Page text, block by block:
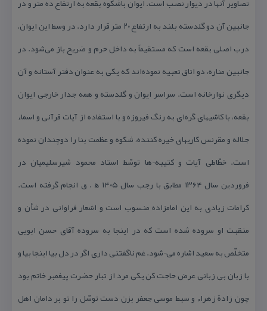
جانبین آن دو گلدسته بلند به ارتفاع ۲۰ متر قرار دارد. در وسط این ایوان،
درب اصلی بقعه است كه مستقیماً به داخل حرم و ضریح باز می‌شود. در
جانبین مناره، دو اتاق تعبیه نموده‌اند كه یكی به عنوان دفتر آستانه و آن
دیگری نوارخانه است. سراسر ایوان و گلدسته و همه جدار خارجی ایوان
بقعه، با كاشیهای گره‌ای به رنگ فیروزه و با استفاده از آیات قرآنی و اسماء
جلاله و مقرنس كاریهای خیره كننده، شكوه و عظمت بنا را دوچندان نموده
است. خطّاطی آیات و كتیبه¬ها توسّط استاد محمود شیرسلیمیان در
فروردین سال ۱۳۶۴ مطابق با رجب سال ۱۴۰۵ ﻫ . ق انجام گرفته است.
كرامات زیادی به این امامزاده منسوب است و اشعار فراوانی در شأن و
منقبت او سروده شده است كه در اینجا به سروده آقای حسن ابویی
متخلّص به سعید اشاره می¬شود. غم ناگفتنی داری اگر در دل بیا اینجا بیا و
با زبان بی زبانی عرض حاجت كن یكی مرد از تبار حضرت پیغمبر خاتم بود
چون زادة زهراء و سبط موسی جعفر بزن دست توسّل را تو بر دامان اهل